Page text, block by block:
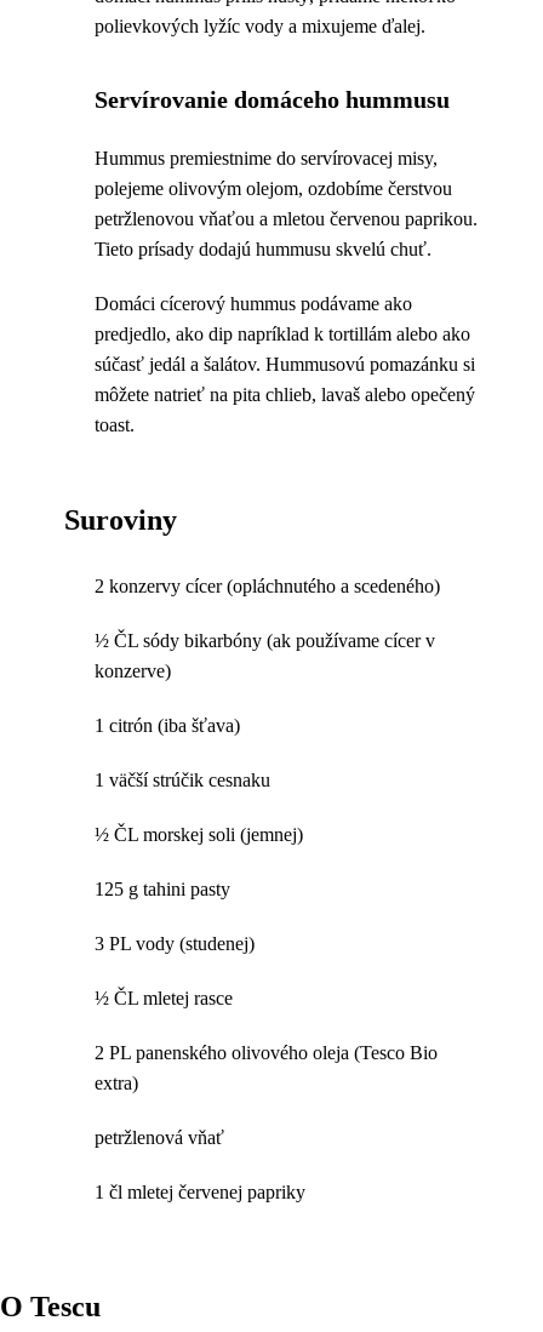
polievkových lyžíc vody a mixujeme ďalej.
Servírovanie domáceho hummusu
Hummus premiestnime do servírovacej misy,
polejeme olivovým olejom, ozdobíme čerstvou
petržlenovou vňaťou a mletou červenou paprikou.
Tieto prísady dodajú hummusu skvelú chuť.
Domáci cícerový hummus podávame ako
predjedlo, ako dip napríklad k tortillám alebo ako
súčasť jedál a šalátov. Hummusovú pomazánku si
môžete natrieť na pita chlieb, lavaš alebo opečený
toast.
Suroviny
2 konzervy cícer (opláchnutého a scedeného)
½ ČL sódy bikarbóny (ak používame cícer v
konzerve)
1 citrón (iba šťava)
1 väčší strúčik cesnaku
½ ČL morskej soli (jemnej)
125 g tahini pasty
3 PL vody (studenej)
½ ČL mletej rasce
2 PL panenského olivového oleja (Tesco Bio
extra)
petržlenová vňať
1 čl mletej červenej papriky
O Tescu